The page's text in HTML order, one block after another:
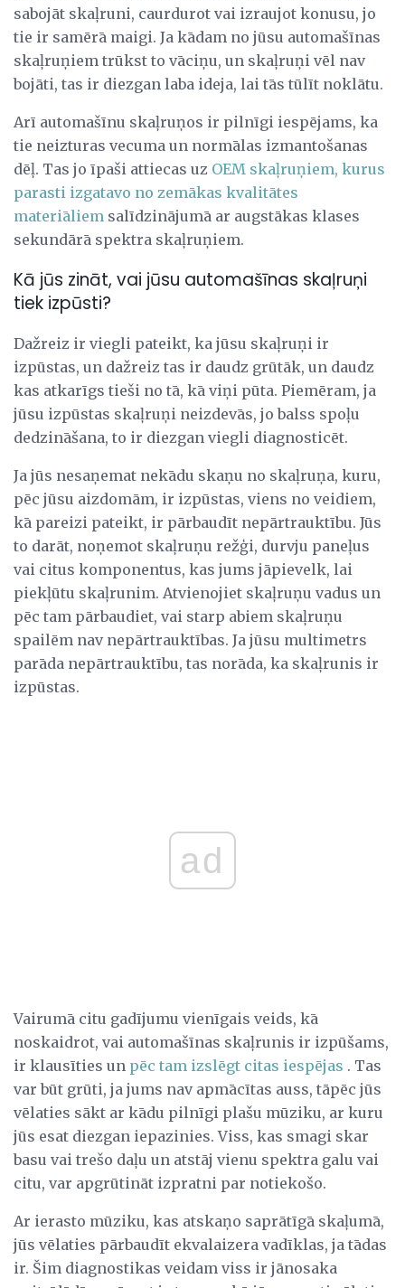
sabojāt skaļruni, caurdurot vai izraujot konusu, jo
tie ir samērā maigi. Ja kādam no jūsu automašīnas
skaļruņiem trūkst to vāciņu, un skaļruņi vēl nav
bojāti, tas ir diezgan laba ideja, lai tās tūlīt noklātu.
Arī automašīnu skaļruņos ir pilnīgi iespējams, ka
tie neizturas vecuma un normālas izmantošanas
dēļ. Tas jo īpaši attiecas uz OEM skaļruņiem, kurus
parasti izgatavo no zemākas kvalitātes
materiāliem salīdzinājumā ar augstākas klases
sekundārā spektra skaļruņiem.
Kā jūs zināt, vai jūsu automašīnas skaļruņi
tiek izpūsti?
Dažreiz ir viegli pateikt, ka jūsu skaļruņi ir
izpūstas, un dažreiz tas ir daudz grūtāk, un daudz
kas atkarīgs tieši no tā, kā viņi pūta. Piemēram, ja
jūsu izpūstas skaļruņi neizdevās, jo balss spoļu
dedzināšana, to ir diezgan viegli diagnosticēt.
Ja jūs nesaņemat nekādu skaņu no skaļruņa, kuru,
pēc jūsu aizdomām, ir izpūstas, viens no veidiem,
kā pareizi pateikt, ir pārbaudīt nepārtrauktību. Jūs
to darāt, noņemot skaļruņu režģi, durvju paneļus
vai citus komponentus, kas jums jāpievelk, lai
piekļūtu skaļrunim. Atvienojiet skaļruņu vadus un
pēc tam pārbaudiet, vai starp abiem skaļruņu
spailēm nav nepārtrauktības. Ja jūsu multimetrs
parāda nepārtrauktību, tas norāda, ka skaļrunis ir
izpūstas.
ad
Vairumā citu gadījumu vienīgais veids, kā
noskaidrot, vai automašīnas skaļrunis ir izpūšams,
ir klausīties un pēc tam izslēgt citas iespējas . Tas
var būt grūti, ja jums nav apmācītas auss, tāpēc jūs
vēlaties sākt ar kādu pilnīgi plašu mūziku, ar kuru
jūs esat diezgan iepazinies. Viss, kas smagi skar
basu vai trešo daļu un atstāj vienu spektra galu vai
citu, var apgrūtināt izpratni par notiekošo.
Ar ierasto mūziku, kas atskaņo saprātīgā skaļumā,
jūs vēlaties pārbaudīt ekvalaizera vadīklas, ja tādas
ir. Šim diagnostikas veidam viss ir jānosaka